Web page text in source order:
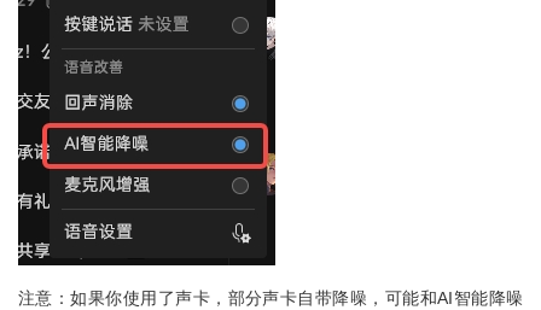
注意：如果你使用了声卡，部分声卡自带降噪，可能和AI智能降噪